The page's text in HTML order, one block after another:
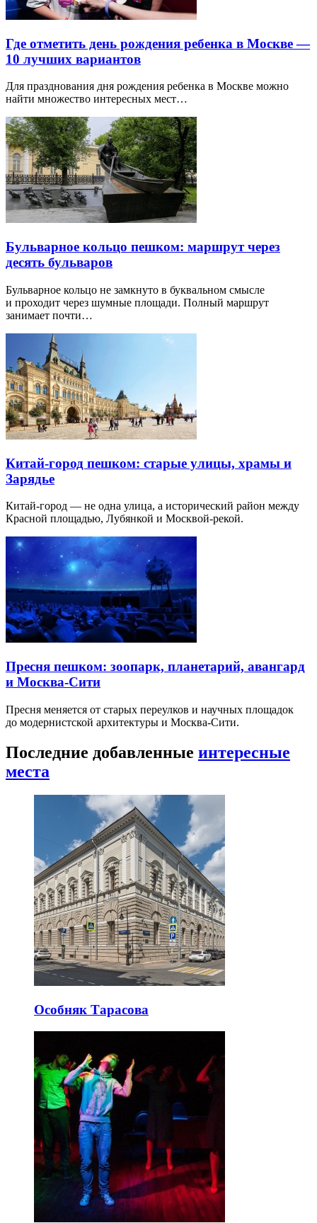
Где отметить день рождения ребенка в Москве —
10 лучших вариантов
Для празднования дня рождения ребенка в Москве можно
найти множество интересных мест…
Бульварное кольцо пешком: маршрут через
десять бульваров
Бульварное кольцо не замкнуто в буквальном смысле
и проходит через шумные площади. Полный маршрут
занимает почти…
Китай-город пешком: старые улицы, храмы и
Зарядье
Китай-город — не одна улица, а исторический район между
Красной площадью, Лубянкой и Москвой-рекой.
Пресня пешком: зоопарк, планетарий, авангард
и Москва-Сити
Пресня меняется от старых переулков и научных площадок
до модернистской архитектуры и Москва-Сити.
Последние добавленные интересные
места
Особняк Тарасова